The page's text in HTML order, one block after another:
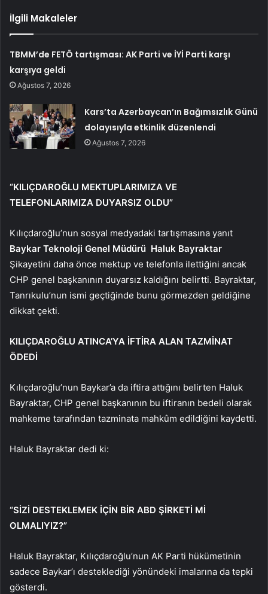
İlgili Makaleler
TBMM’de FETÖ tartışması: AK Parti ve İYİ Parti karşı
karşıya geldi
Ağustos 7, 2026
Kars’ta Azerbaycan’ın Bağımsızlık Günü
dolayısıyla etkinlik düzenlendi
Ağustos 7, 2026
“KILIÇDAROĞLU MEKTUPLARIMIZA VE
TELEFONLARIMIZA DUYARSIZ OLDU”
Kılıçdaroğlu’nun sosyal medyadaki tartışmasına yanıt
Baykar Teknoloji Genel Müdürü Haluk Bayraktar
Şikayetini daha önce mektup ve telefonla ilettiğini ancak
CHP genel başkanının duyarsız kaldığını belirtti. Bayraktar,
Tanrıkulu’nun ismi geçtiğinde bunu görmezden geldiğine
dikkat çekti.
KILIÇDAROĞLU ATINCA’YA İFTİRA ALAN TAZMİNAT
ÖDEDİ
Kılıçdaroğlu’nun Baykar’a da iftira attığını belirten Haluk
Bayraktar, CHP genel başkanının bu iftiranın bedeli olarak
mahkeme tarafından tazminata mahkûm edildiğini kaydetti.
Haluk Bayraktar dedi ki:
“SİZİ DESTEKLEMEK İÇİN BİR ABD ŞİRKETİ Mİ
OLMALIYIZ?”
Haluk Bayraktar, Kılıçdaroğlu’nun AK Parti hükümetinin
sadece Baykar’ı desteklediği yönündeki imalarına da tepki
gösterdi.